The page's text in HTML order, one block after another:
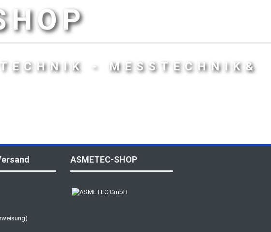
- MESSTECHNIK&
ASMETEC-SHOP